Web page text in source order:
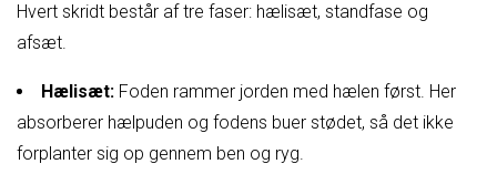
Hvert skridt består af tre faser: hælisæt, standfase og
afsæt.
Hælisæt: Foden rammer jorden med hælen først. Her
absorberer hælpuden og fodens buer stødet, så det ikke
forplanter sig op gennem ben og ryg.